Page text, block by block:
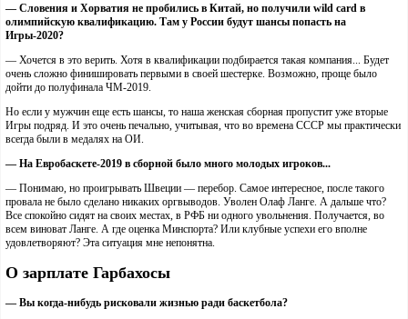
— Словения и Хорватия не пробились в Китай, но получили wild card в
олимпийскую квалификацию. Там у России будут шансы попасть на
Игры-2020?
— Хочется в это верить. Хотя в квалификации подбирается такая компания... Будет
очень сложно финишировать первыми в своей шестерке. Возможно, проще было
дойти до полуфинала ЧМ-2019.
Но если у мужчин еще есть шансы, то наша женская сборная пропустит уже вторые
Игры подряд. И это очень печально, учитывая, что во времена СССР мы практически
всегда были в медалях на ОИ.
— На Евробаскете-2019 в сборной было много молодых игроков...
— Понимаю, но проигрывать Швеции — перебор. Самое интересное, после такого
провала не было сделано никаких оргвыводов. Уволен Олаф Ланге. А дальше что?
Все спокойно сидят на своих местах, в РФБ ни одного увольнения. Получается, во
всем виноват Ланге. А где оценка Минспорта? Или клубные успехи его вполне
удовлетворяют? Эта ситуация мне непонятна.
О зарплате Гарбахосы
— Вы когда-нибудь рисковали жизнью ради баскетбола?